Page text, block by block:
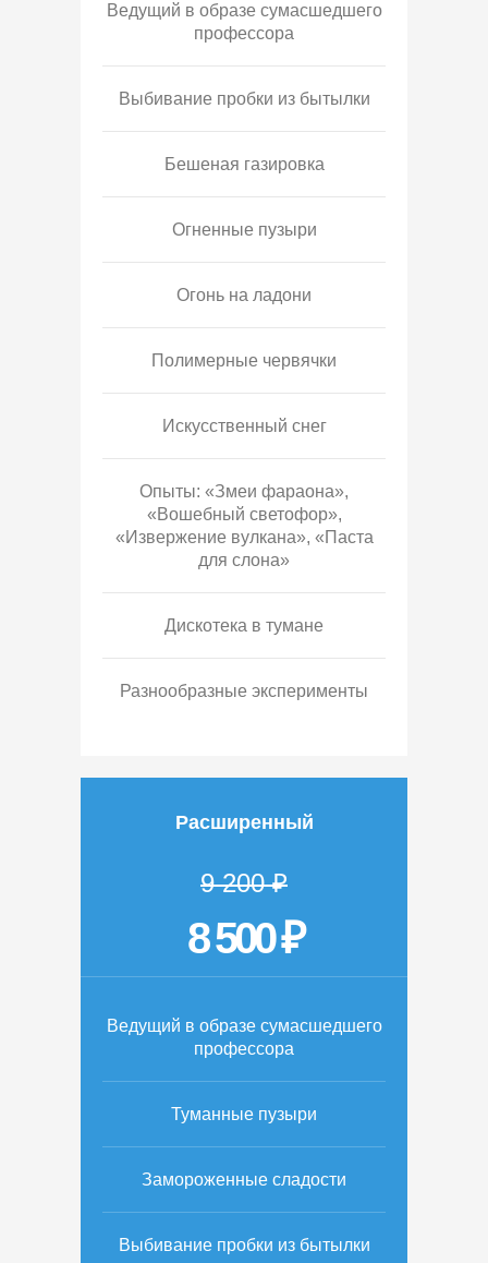
Ведущий в образе сумасшедшего
профессора
Выбивание пробки из бытылки
Бешеная газировка
Огненные пузыри
Огонь на ладони
Полимерные червячки
Искусственный снег
Опыты: «Змеи фараона»,
«Вошебный светофор»,
«Извержение вулкана», «Паста
для слона»
Дискотека в тумане
Разнообразные эксперименты
Расширенный
9 200 ₽
8 500 ₽
Ведущий в образе сумасшедшего
профессора
Туманные пузыри
Замороженные сладости
Выбивание пробки из бытылки